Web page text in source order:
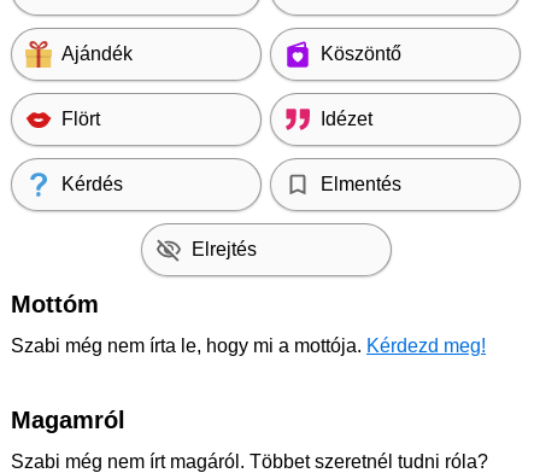
Ajándék Köszöntő
Flört Idézet
Kérdés Elmentés
Elrejtés
Mottóm
Szabi még nem írta le, hogy mi a mottója. Kérdezd meg!
Magamról
Szabi még nem írt magáról. Többet szeretnél tudni róla?